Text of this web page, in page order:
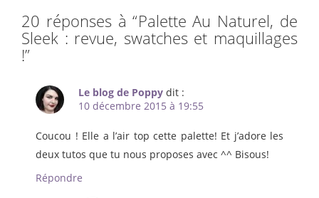
20 réponses à “Palette Au Naturel, de
Sleek : revue, swatches et maquillages
!”
Le blog de Poppy dit :
10 décembre 2015 à 19:55
Coucou ! Elle a l’air top cette palette! Et j’adore les
deux tutos que tu nous proposes avec ^^ Bisous!
Répondre